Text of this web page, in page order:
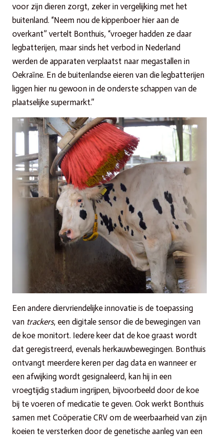
voor zijn dieren zorgt, zeker in vergelijking met het
buitenland. “Neem nou de kippenboer hier aan de
overkant” vertelt Bonthuis, “vroeger hadden ze daar
legbatterijen, maar sinds het verbod in Nederland
werden de apparaten verplaatst naar megastallen in
Oekraïne. En de buitenlandse eieren van die legbatterijen
liggen hier nu gewoon in de onderste schappen van de
plaatselijke supermarkt.”
Een andere diervriendelijke innovatie is de toepassing
van trackers, een digitale sensor die de bewegingen van
de koe monitort. Iedere keer dat de koe graast wordt
dat geregistreerd, evenals herkauwbewegingen. Bonthuis
ontvangt meerdere keren per dag data en wanneer er
een afwijking wordt gesignaleerd, kan hij in een
vroegtijdig stadium ingrijpen, bijvoorbeeld door de koe
bij te voeren of medicatie te geven. Ook werkt Bonthuis
samen met Coöperatie CRV om de weerbaarheid van zijn
koeien te versterken door de genetische aanleg van een